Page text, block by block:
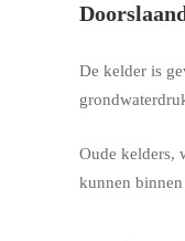
De kelder is
Oude kelders,
kunnen